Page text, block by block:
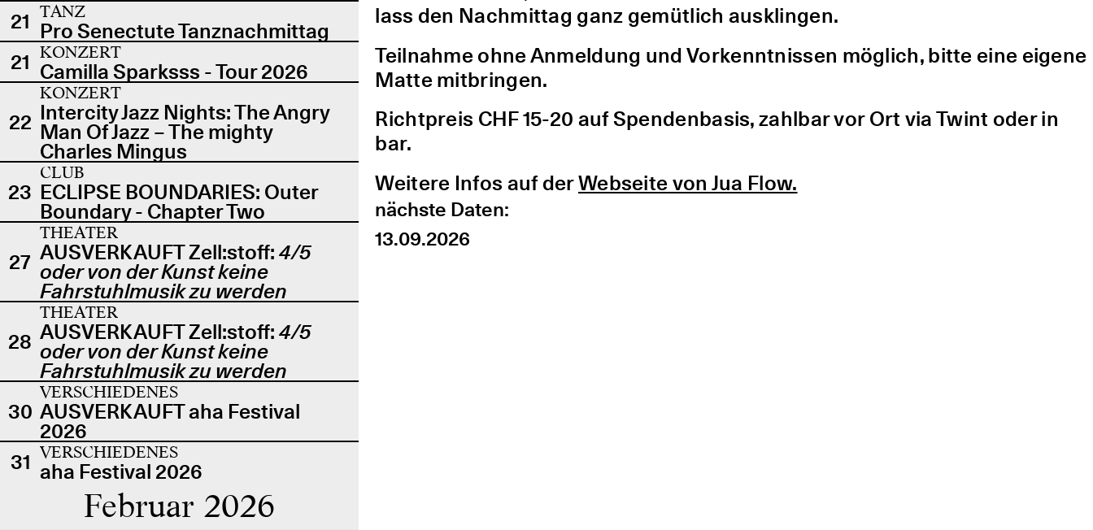
21 TANZ
Pro Senectute Tanznachmittag
21 KONZERT
Camilla Sparksss - Tour 2026
22
KONZERT
Intercity Jazz Nights: The Angry
Man Of Jazz – The mighty
Charles Mingus
23
CLUB
ECLIPSE BOUNDARIES: Outer
Boundary - Chapter Two
27
THEATER
AUSVERKAUFT Zell:stoff: 4/5
oder von der Kunst keine
Fahrstuhlmusik zu werden
28
THEATER
AUSVERKAUFT Zell:stoff: 4/5
oder von der Kunst keine
Fahrstuhlmusik zu werden
30
VERSCHIEDENES
AUSVERKAUFT aha Festival
2026
31 VERSCHIEDENES
aha Festival 2026
Februar 2026
lass den Nachmittag ganz gemütlich ausklingen.
Teilnahme ohne Anmeldung und Vorkenntnissen möglich, bitte eine eigene
Matte mitbringen.
Richtpreis CHF 15-20 auf Spendenbasis, zahlbar vor Ort via Twint oder in
bar.
Weitere Infos auf derWebseite von Jua Flow.
nächste Daten:
13.09.2026